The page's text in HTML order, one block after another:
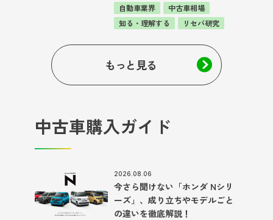
自動車業界
中古車相場
知る・理解する
リセバ研究
もっと見る
中古車購入ガイド
2026.08.06
今さら聞けない「ホンダ Nシリ
ーズ」、成り立ちやモデルごと
の違いを徹底解説！